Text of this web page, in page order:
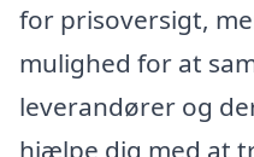
for prisoversigt,
mulighed for at
leverandører og
hjælpe dig med at